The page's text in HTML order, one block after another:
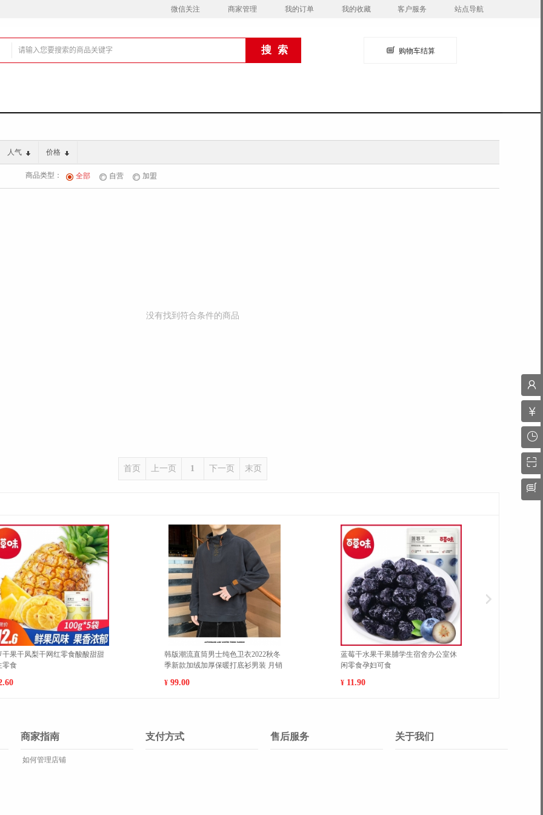
微信关注 商家管理 我的订单 我的收藏 客户服务 站点导航
购物车结算
人气 价格
商品类型： 全部 自营 加盟
没有找到符合条件的商品
首页 上一页 1 下一页 末页
甜甜
韩版潮流直筒男士纯色卫衣2022秋冬
季新款加绒加厚保暖打底衫男装 月销
蓝莓干水果干果脯学生宿舍办公室休
闲零食孕妇可食
韩国进口食品慈恩岛猫儿型饼干海
商家指南
如何管理店铺
支付方式 售后服务 关于我们